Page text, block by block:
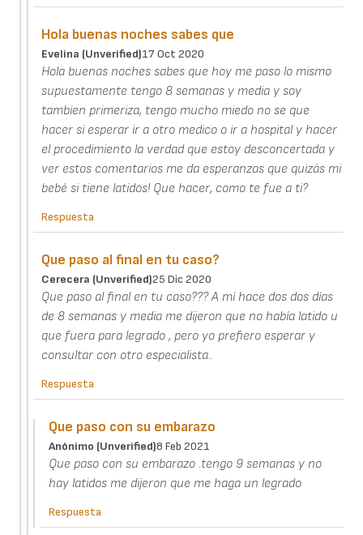
Hola buenas noches sabes que
Evelina (unverified)17 Oct 2020
Hola buenas noches sabes que hoy me paso lo mismo
supuestamente tengo 8 semanas y media y soy
tambien primeriza, tengo mucho miedo no se que
hacer si esperar ir a otro medico o ir a hospital y hacer
el procedimiento la verdad que estoy desconcertada y
ver estos comentarios me da esperanzas que quizás mi
bebé si tiene latidos! Que hacer, como te fue a ti?
Respuesta
Que paso al final en tu caso?
Cerecera (unverified)25 Dic 2020
Que paso al final en tu caso??? A mí hace dos dos días
de 8 semanas y media me dijeron que no había latido u
que fuera para legrado , pero yo prefiero esperar y
consultar con otro especialista..
Respuesta
Que paso con su embarazo
Anónimo (unverified)8 Feb 2021
Que paso con su embarazo .tengo 9 semanas y no
hay latidos me dijeron que me haga un legrado
Respuesta